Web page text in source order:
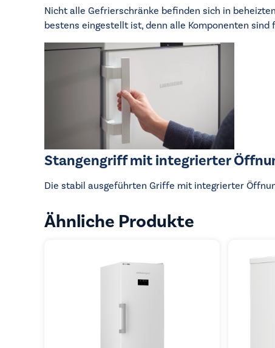
Nicht alle Gefrierschränke befinden sich in
bestens eingestellt ist, denn alle Komponenten sind
Stangengriff mit integrierter
Die stabil ausgeführten Griffe mit integrierter
Ähnliche Produkte